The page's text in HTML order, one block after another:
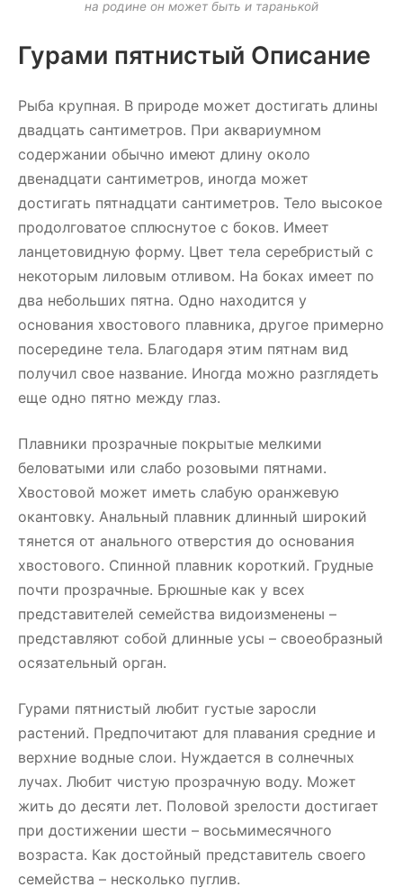
на родине он может быть и таранькой
Гурами пятнистый Описание
Рыба крупная. В природе может достигать длины
двадцать сантиметров. При аквариумном
содержании обычно имеют длину около
двенадцати сантиметров, иногда может
достигать пятнадцати сантиметров. Тело высокое
продолговатое сплюснутое с боков. Имеет
ланцетовидную форму. Цвет тела серебристый с
некоторым лиловым отливом. На боках имеет по
два небольших пятна. Одно находится у
основания хвостового плавника, другое примерно
посередине тела. Благодаря этим пятнам вид
получил свое название. Иногда можно разглядеть
еще одно пятно между глаз.
Плавники прозрачные покрытые мелкими
беловатыми или слабо розовыми пятнами.
Хвостовой может иметь слабую оранжевую
окантовку. Анальный плавник длинный широкий
тянется от анального отверстия до основания
хвостового. Спинной плавник короткий. Грудные
почти прозрачные. Брюшные как у всех
представителей семейства видоизменены –
представляют собой длинные усы – своеобразный
осязательный орган.
Гурами пятнистый любит густые заросли
растений. Предпочитают для плавания средние и
верхние водные слои. Нуждается в солнечных
лучах. Любит чистую прозрачную воду. Может
жить до десяти лет. Половой зрелости достигает
при достижении шести – восьмимесячного
возраста. Как достойный представитель своего
семейства – несколько пуглив.